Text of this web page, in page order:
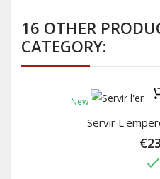
16 OTHER
CATEGORY:
New
Servir
done